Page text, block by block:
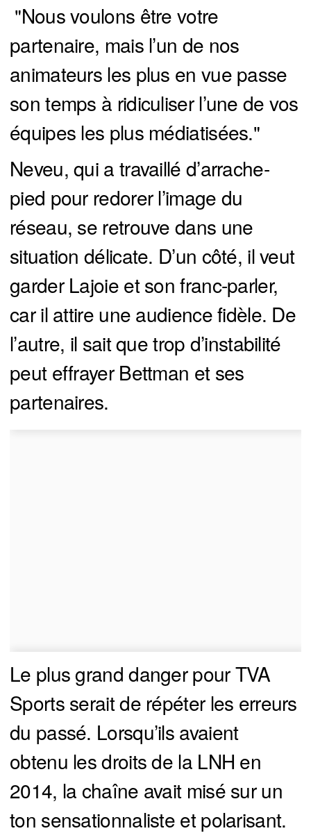
"Nous voulons être votre
partenaire, mais l’un de nos
animateurs les plus en vue passe
son temps à ridiculiser l’une de vos
équipes les plus médiatisées."
Neveu, qui a travaillé d’arrache-
pied pour redorer l’image du
réseau, se retrouve dans une
situation délicate. D’un côté, il veut
garder Lajoie et son franc-parler,
car il attire une audience fidèle. De
l’autre, il sait que trop d’instabilité
peut effrayer Bettman et ses
partenaires.
Le plus grand danger pour TVA
Sports serait de répéter les erreurs
du passé. Lorsqu’ils avaient
obtenu les droits de la LNH en
2014, la chaîne avait misé sur un
ton sensationnaliste et polarisant.